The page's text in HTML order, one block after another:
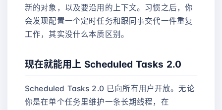
新的对象，以及要沿用的上下文。习惯之后，你
会发现配置一个定时任务和跟同事交代一件重复
工作，其实没什么本质区别。
现在就能用上 Scheduled Tasks 2.0
Scheduled Tasks 2.0 已向所有用户开放。无论
你是在单个任务里维护一条长期线程，在